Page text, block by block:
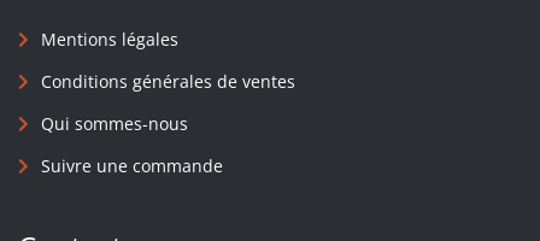
Mentions légales
Conditions générales de ventes
Qui sommes-nous
Suivre une commande